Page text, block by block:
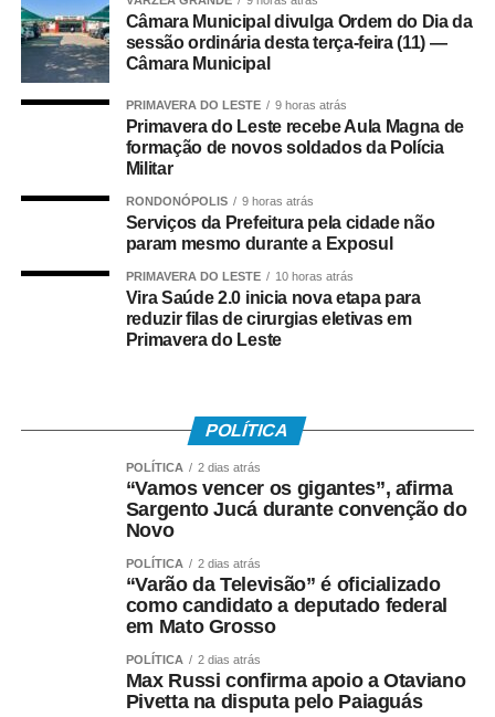
esportiva dos jogos. As disputas de beach tennis, vôlei de
praia e futevôlei serão realizadas no local.
modalidades coletivas e individuais, como basquetebol,
futsal, futebol sete, handebol, voleibol, ciclismo, mountain
bike, natação, karatê, tênis de mesa, xadrez, basquete
3×3, beach tennis, futevôlei e vôlei de praia. Já os 3º
Jogos Paralímpicos de Sinop contarão com disputas de
atletismo, natação, tênis de mesa, xadrez, vôlei de praia e
boliche, nas categorias masculina e feminina.
O secretário municipal de Cultura, Esporte e Turismo,
para ampliar a participação da população em atividades
esportivas. “Os Jogos Olímpicos e os Jogos Paralímpicos
de Sinop são eventos tradicionais e muito aguardados
pela comunidade esportiva. A competição oferece
oportunidades para atletas de diferentes modalidades
demonstrarem seu potencial, conquistarem resultados e
representarem suas equipes. Além disso, os jogos
incentivam a prática esportiva e fortalecem o esporte
humano”, afirmou.
Câmara Municipal divulga Ordem do Dia da
sessão ordinária desta terça-feira (11) —
Câmara Municipal
PRIMAVERA DO LESTE 9 horas atrás
Primavera do Leste recebe Aula Magna de
formação de novos soldados da Polícia
Militar
RONDONÓPOLIS 9 horas atrás
Serviços da Prefeitura pela cidade não
param mesmo durante a Exposul
PRIMAVERA DO LESTE 10 horas atrás
Vira Saúde 2.0 inicia nova etapa para
reduzir filas de cirurgias eletivas em
Primavera do Leste
POLÍTICA
POLÍTICA 2 dias atrás
“Vamos vencer os gigantes”, afirma
Sargento Jucá durante convenção do
Novo
POLÍTICA 2 dias atrás
“Varão da Televisão” é oficializado
como candidato a deputado federal
em Mato Grosso
POLÍTICA 2 dias atrás
Max Russi confirma apoio a Otaviano
Pivetta na disputa pelo Paiaguás